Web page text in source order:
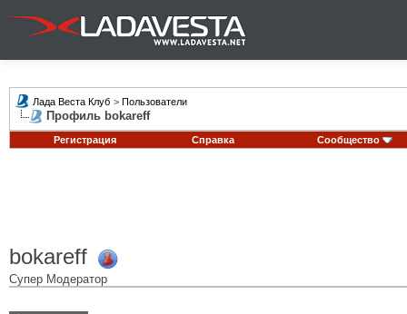
Лада Веста Клуб > Пользователи
Профиль bokareff
Регистрация Справка Сообщество
bokareff
Супер Модератор